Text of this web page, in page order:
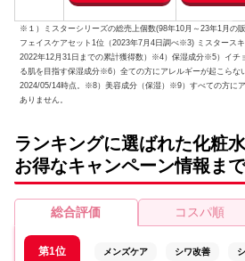
※１）ミスターシリーズの総売上個数(98年10月～23年1月の
フェイスケアセット1位（2023年7月4日調べ※3) ミスタース
2022年12月31日までの累計獲得数）※4）保湿成分※5）イチ
る肌を目指す保湿成分※6）全ての方にアレルギーが起こらな
2024/05/14時点。※8）美容成分（保湿）※9）すべての方に
ありません。
ランキングに選ばれた化粧
お得なキャンペーン情報ま
総合評価 コスパ順
第1位 メンズケア シワ改善